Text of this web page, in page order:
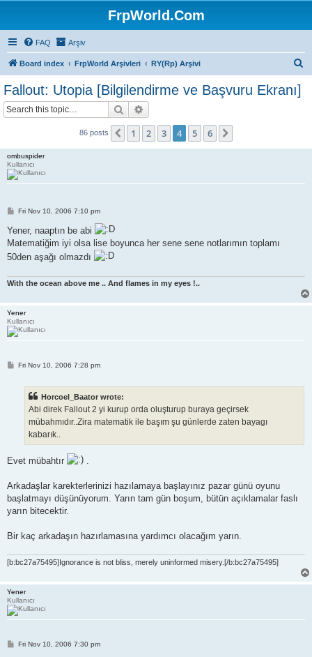
FrpWorld.Com
FAQ Arşiv
Board index FrpWorld Arşivleri RY(Rp) Arşivi
Fallout: Utopia [Bilgilendirme ve Başvuru Ekranı]
Search
86 posts Previous
1 2 3 4 5 6
ombuspider
Kullanıcı
P
t
Fri Nov 10, 2006 7:10 pm
Yener, naaptın be abi
Matematiğim iyi olsa lise boyunca her sene sene notlarımın toplamı
50den aşağı olmazdı
With the ocean above me .. And flames in my eyes !..
Yener
Kullanıcı
PFri Nov 10, 2006 7:28 pm
Horcoel_Baator wrote:
Abi direk Fallout 2 yi kurup orda oluşturup buraya geçirsek
mübahmıdır..Zira matematik ile başım şu günlerde zaten bayagı
kabarık..
Evet mübahtır
Arkadaşlar karekterlerinizi hazılamaya başlayınız pazar günü oyunu
başlatmayı düşünüyorum. Yarın tam gün boşum, bütün açıklamalar faslı
yarın bitecektir.
Bir kaç arkadaşın hazırlamasına yardımcı olacağım yarın.
[b:bc27a75495]Ignorance is not bliss, merely uninformed misery.[/b:bc27a75495]
Yener
Kullanıcı
PFri Nov 10, 2006 7:30 pm